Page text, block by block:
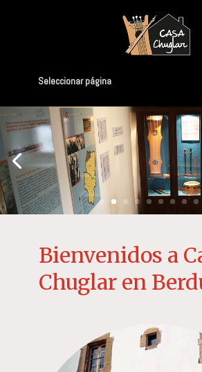
Seleccionar página
Bienvenidos a
Chuglar en